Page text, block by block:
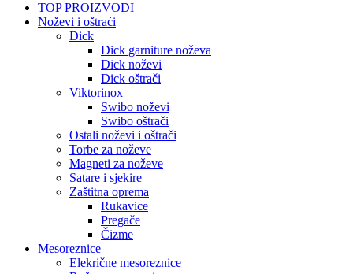
TOP PROIZVODI
Noževi i oštraći
Dick
Dick garniture noževa
Dick noževi
Dick oštrači
Viktorinox
Swibo noževi
Swibo oštrači
Ostali noževi i oštrači
Torbe za noževe
Magneti za noževe
Satare i sjekire
Zaštitna oprema
Rukavice
Pregače
Čizme
Mesoreznice
Elekrične mesoreznice